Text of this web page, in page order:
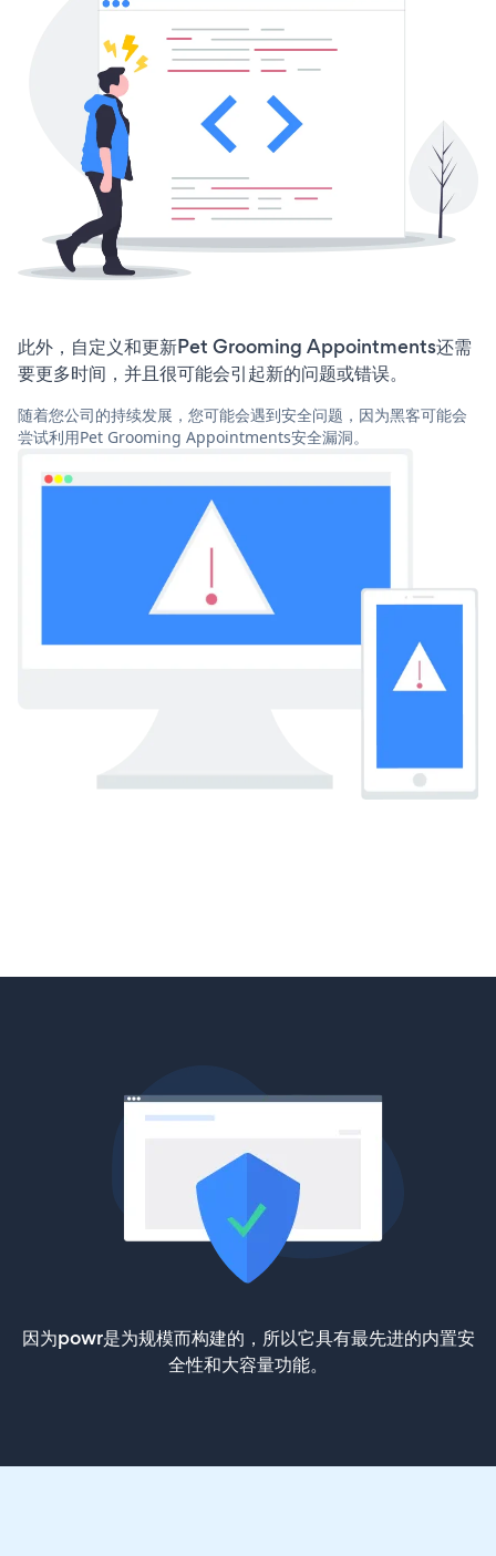
此外，自定义和更新Pet Grooming Appointments还需
要更多时间，并且很可能会引起新的问题或错误。
随着您公司的持续发展，您可能会遇到安全问题，因为黑客可能会
尝试利用Pet Grooming Appointments安全漏洞。
因为powr是为规模而构建的，所以它具有最先进的内置安
全性和大容量功能。